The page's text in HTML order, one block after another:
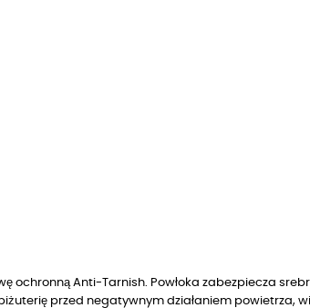
Anti-Tarnish. Powłoka zabezpiecza
przed negatywnym działaniem powietrza,